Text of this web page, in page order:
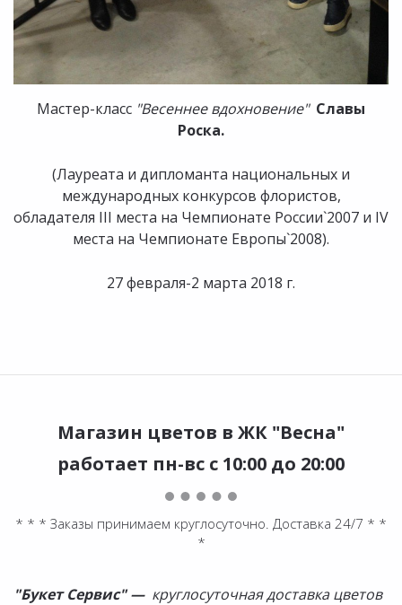
Мастер-класс "Весеннее вдохновение" Славы
Роска.
(Лауреата и дипломанта национальных и
международных конкурсов флористов,
обладателя III места на Чемпионате России`2007 и IV
места на Чемпионате Европы`2008).
27 февраля-2 марта 2018 г.
Магазин цветов в ЖК "Весна"
работает пн-вс с 10:00 до 20:00
* * * Заказы принимаем круглосуточно. Доставка 24/7 * *
*
"Букет Сервис" — круглосуточная доставка цветов